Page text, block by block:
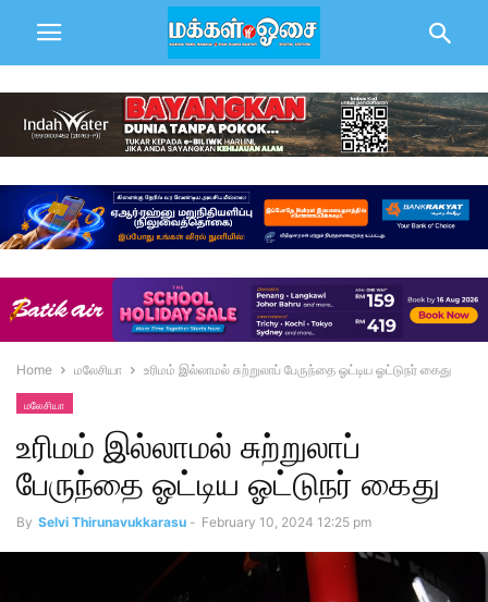
Home மலேசியா உரிமம் இல்லாமல் சுற்றுலாப் பேருந்தை ஓட்டிய ஓட்டுநர் கைது
மலேசியா
உரிமம் இல்லாமல் சுற்றுலாப்
பேருந்தை ஓட்டிய ஓட்டுநர் கைது
By Selvi Thirunavukkarasu - February 10, 2024 12:25 pm